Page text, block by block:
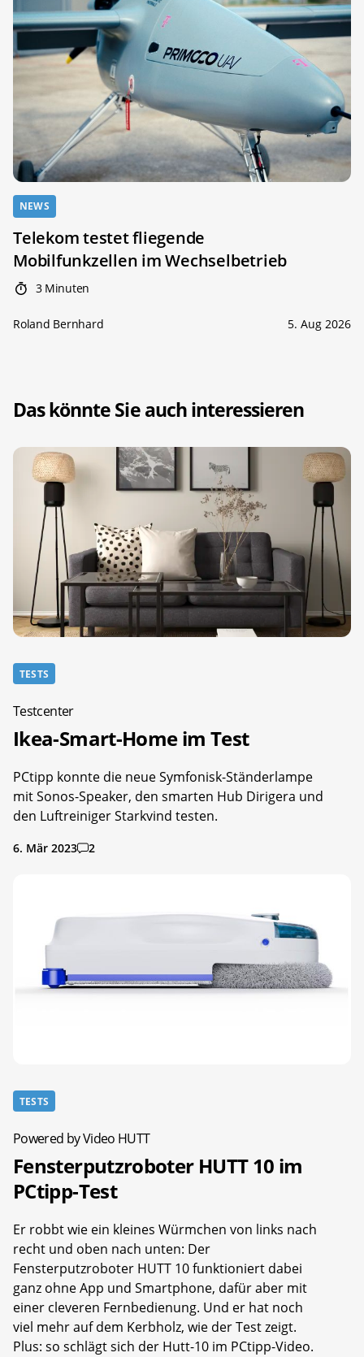
NEWS
Telekom testet fliegende
Mobilfunkzellen im Wechselbetrieb
3 Minuten
Roland Bernhard 5. Aug 2026
Das könnte Sie auch interessieren
TESTS
Testcenter
Ikea-Smart-Home im Test
PCtipp konnte die neue Symfonisk-Ständerlampe
mit Sonos-Speaker, den smarten Hub Dirigera und
den Luftreiniger Starkvind testen.
6. Mär 2023 2
TESTS
Powered by Video HUTT
Fensterputzroboter HUTT 10 im
PCtipp-Test
Er robbt wie ein kleines Würmchen von links nach
recht und oben nach unten: Der
Fensterputzroboter HUTT 10 funktioniert dabei
ganz ohne App und Smartphone, dafür aber mit
einer cleveren Fernbedienung. Und er hat noch
viel mehr auf dem Kerbholz, wie der Test zeigt.
Plus: so schlägt sich der Hutt-10 im PCtipp-Video.